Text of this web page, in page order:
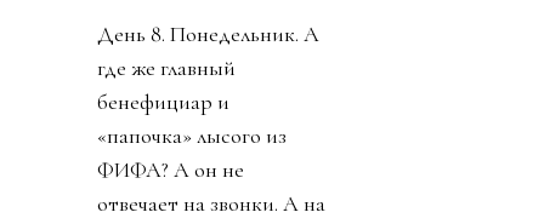
День 8. Понедельник. А
где же главный
бенефициар и
«папочка» лысого из
ФИФА? А он не
отвечает на звонки. А на